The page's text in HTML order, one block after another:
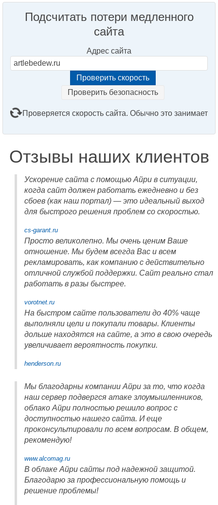
Подсчитать потери медленного
сайта
Адрес сайта
Проверить безопасность
Проверяется скорость сайта. Обычно это занимает
Отзывы наших клиентов
Ускорение сайта с помощью Айри в ситуации,
когда сайт должен работать ежедневно и без
сбоев (как наш портал) — это идеальный выход
для быстрого решения проблем со скоростью.
cs-garant.ru
Просто великолепно. Мы очень ценим Ваше
отношение. Мы будем всегда Вас и всем
рекламировать, как компанию с действительно
отличной службой поддержки. Сайт реально стал
работать в разы быстрее.
vorotnet.ru
На быстром сайте пользователи до 40% чаще
выполняли цели и покупали товары. Клиенты
дольше находятся на сайте, а это в свою очередь
увеличивает вероятность покупки.
henderson.ru
Мы благодарны компании Айри за то, что когда
наш сервер подвергся атаке злоумышленников,
облако Айри полностью решило вопрос с
доступностью нашего сайта. И еще
проконсультировали по всем вопросам. В общем,
рекомендую!
www.alcomag.ru
В облаке Айри сайты под надежной защитой.
Благодарю за профессиональную помощь и
решение проблемы!